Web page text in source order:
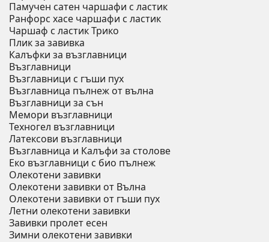
Памучен сатен чаршафи с ластик
Ранфорс хасе чаршафи с ластик
Чаршаф с ластик Трико
Плик за завивкa
Калъфки за възглавници
Възглавници
Възглавници с гъши пух
Възглавница пълнеж от вълна
Възглавници за сън
Мемори възглавници
Техногел възглавници
Латексови възглавници
Възглавница и Калъфи за столове
Еко възглавници с био пълнеж
Олекотени завивки
Олекотени завивки от Вълна
Олекотени завивки от гъши пух
Летни олекотени завивки
Завивки пролет есен
Зимни олекотени завивки